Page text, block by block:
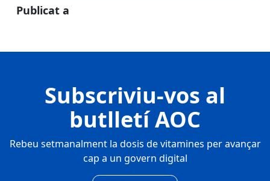
Publicat a
Subscriviu-vos al
butlletí AOC
Rebeu setmanalment la dosis de vitamines per avançar
cap a un govern digital